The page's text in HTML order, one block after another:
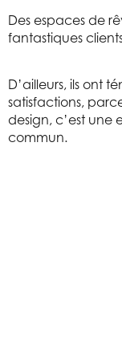
Des espaces de
fantastiques
D’ailleurs, ils ont
satisfactions,
design, c’est une
commun.